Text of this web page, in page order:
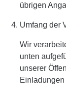
übrigen
Umfang der
Wir
unten
unserer